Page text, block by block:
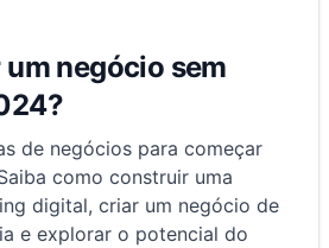
negócio sem
de negócios para começar
como construir uma
digital, criar um negócio de
e explorar o potencial do